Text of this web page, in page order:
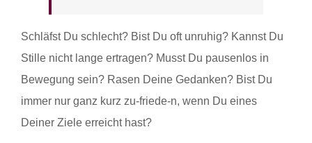
Schläfst Du schlecht? Bist Du oft unruhig? Kannst Du
Stille nicht lange ertragen? Musst Du pausenlos in
Bewegung sein? Rasen Deine Gedanken? Bist Du
immer nur ganz kurz zu-friede-n, wenn Du eines
Deiner Ziele erreicht hast?